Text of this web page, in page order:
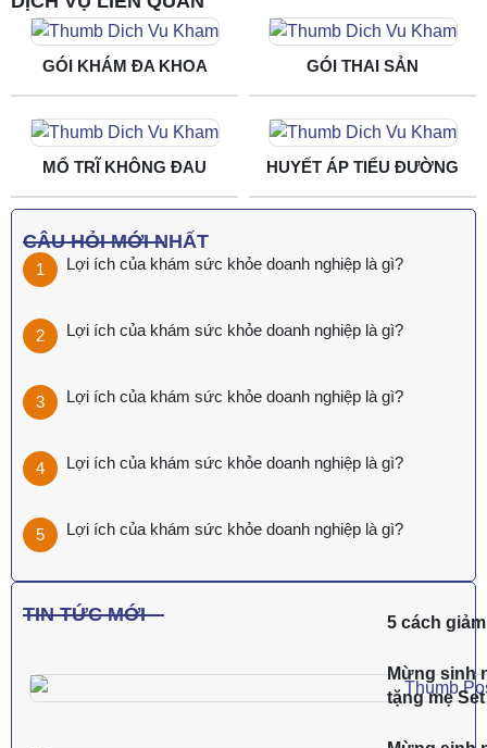
GÓI KHÁM ĐA KHOA GÓI THAI SẢN
MỔ TRĨ KHÔNG ĐAU HUYẾT ÁP TIỂU ĐƯỜNG
CÂU HỎI MỚI NHẤT
Lợi ích của khám sức khỏe doanh nghiệp là gì?
Lợi ích của khám sức khỏe doanh nghiệp là gì?
Lợi ích của khám sức khỏe doanh nghiệp là gì?
Lợi ích của khám sức khỏe doanh nghiệp là gì?
Lợi ích của khám sức khỏe doanh nghiệp là gì?
TIN TỨC MỚI 5 cách
Mừng sinh
tặng mẹ